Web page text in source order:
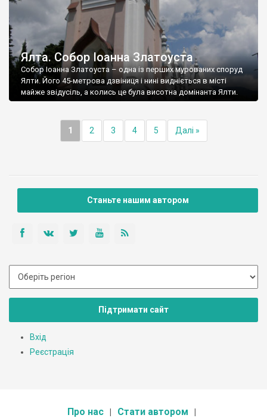
Ялта. Собор Іоанна Златоуста
Собор Іоанна Златоуста – одна із перших мурованих споруд
Ялти. Його 45-метрова дзвіниця і нині видніється в місті
майже звідусіль, а колись це була висотна домінанта Ялти.
1 2 3 4 5 Далі »
Станьте нашим автором
Підтримати сайт
Вхід
Реєстрація
Про нас Стати автором